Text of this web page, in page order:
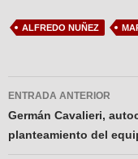
ALFREDO NUÑEZ
Navegador
de
entradas
ENTRADA ANTERIOR
Germán Cavalieri,
planteamiento del